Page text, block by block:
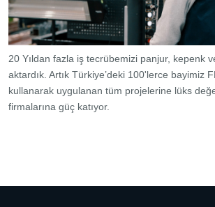
20 Yıldan fazla iş tecrübemizi panjur, kepenk
aktardık. Artık Türkiye’deki 100'lerce bayimiz
kullanarak uygulanan tüm projelerine lüks
firmalarına güç katıyor.